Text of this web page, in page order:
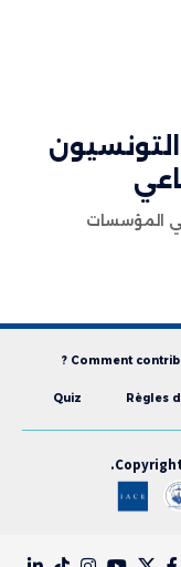
المؤسسات
Comment
Règles
Quiz